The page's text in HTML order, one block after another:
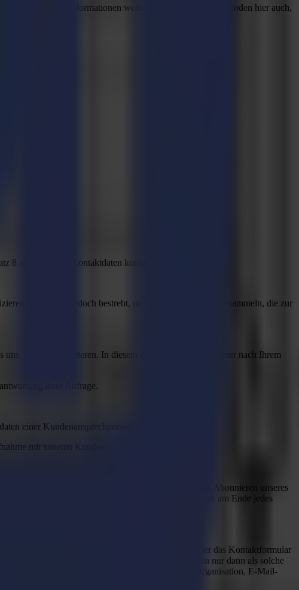
an wen die Informationen weitergegeben werden. Sie finden hier auch,
8 angegebenen Kontaktdaten kontaktieren.
Summa ist jedoch bestrebt, nur die Informationen zu sammeln, die zur
Sie zu kontaktieren. In diesem Fall fragen wir Sie immer nach Ihrem
Ihrer Anfrage.
einer Kundenansprechperson.
mit unseren Kunden.
fragen wir nach Ihrer E-Mail-Adresse. Durch das Abonnieren unseres
widerrufen, indem Sie sich über den Abmelde-Link am Ende jedes
sie seine oder ihre personenbezogenen Daten über das Kontaktformular
Besuchern unterschieden. Ihre Daten werden nur dann als solche
fragen wir nach Ihrem Namen, Vornamen, Organisation, E-Mail-